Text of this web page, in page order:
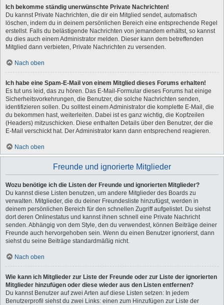
Ich bekomme ständig unerwünschte Private Nachrichten!
Du kannst Private Nachrichten, die dir ein Mitglied sendet, automatisch
löschen, indem du in deinem persönlichen Bereich eine entsprechende Regel
erstellst. Falls du belästigende Nachrichten von jemandem erhältst, so kannst
du dies auch einem Administrator melden. Dieser kann dem betreffenden
Mitglied dann verbieten, Private Nachrichten zu versenden.
Nach oben
Ich habe eine Spam-E-Mail von einem Mitglied dieses Forums erhalten!
Es tut uns leid, das zu hören. Das E-Mail-Formular dieses Forums hat einige
Sicherheitsvorkehrungen, die Benutzer, die solche Nachrichten senden,
identifizieren sollen. Du solltest einem Administrator die komplette E-Mail, die
du bekommen hast, weiterleiten. Dabei ist es ganz wichtig, die Kopfzeilen
(Headers) mitzuschicken. Diese enthalten Details über den Benutzer, der die
E-Mail verschickt hat. Der Administrator kann dann entsprechend reagieren.
Nach oben
Freunde und ignorierte Mitglieder
Wozu benötige ich die Listen der Freunde und ignorierten Mitglieder?
Du kannst diese Listen benutzen, um andere Mitglieder des Boards zu
verwalten. Mitglieder, die du deiner Freundesliste hinzufügst, werden in
deinem persönlichen Bereich für den schnellen Zugriff aufgelistet. Du siehst
dort deren Onlinestatus und kannst ihnen schnell eine Private Nachricht
senden. Abhängig von dem Style, den du verwendest, können Beiträge deiner
Freunde auch hervorgehoben sein. Wenn du einen Benutzer ignorierst, dann
siehst du seine Beiträge standardmäßig nicht.
Nach oben
Wie kann ich Mitglieder zur Liste der Freunde oder zur Liste der ignorierten
Mitglieder hinzufügen oder diese wieder aus den Listen entfernen?
Du kannst Benutzer auf zwei Arten auf diese Listen setzen: In jedem
Benutzerprofil siehst du zwei Links: einen zum Hinzufügen zur Liste der